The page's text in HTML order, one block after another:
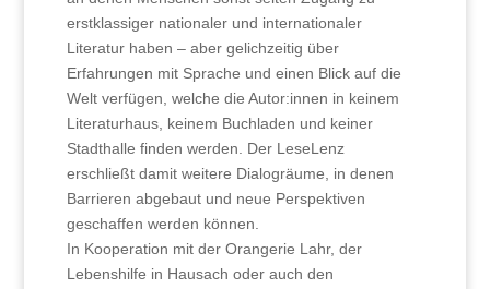
erstklassiger nationaler und internationaler
Literatur haben – aber gelichzeitig über
Erfahrungen mit Sprache und einen Blick auf die
Welt verfügen, welche die Autor:innen in keinem
Literaturhaus, keinem Buchladen und keiner
Stadthalle finden werden. Der LeseLenz
erschließt damit weitere Dialogräume , in denen
Barrieren abgebaut und neue Perspektiven
geschaffen werden können.
In Kooperation mit der Orangerie Lahr, der
Lebenshilfe in Hausach oder auch den